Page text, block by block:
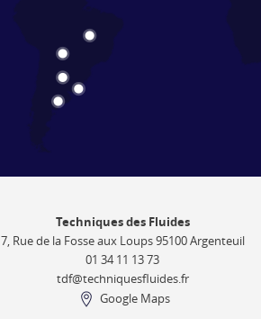
Techniques des Fluides
7, Rue de la Fosse aux Loups 95100 Argenteuil
01 34 11 13 73
tdf@techniquesfluides.fr
Google Maps